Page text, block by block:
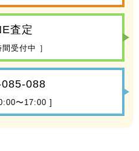
査定
受付中 ］
088
〜17:00 ]